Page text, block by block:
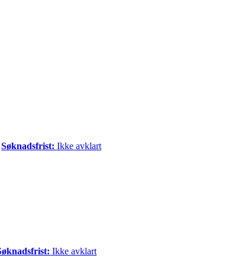
Søknadsfrist:Ikke avklart
Ikke avklart